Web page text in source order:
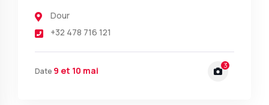
Dour
+32 478 716 121
Date 9 et 10 mai 3